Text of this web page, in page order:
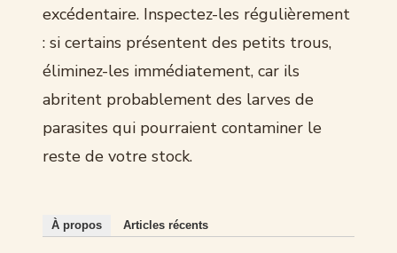
excédentaire. Inspectez-les régulièrement
: si certains présentent des petits trous,
éliminez-les immédiatement, car ils
abritent probablement des larves de
parasites qui pourraient contaminer le
reste de votre stock.
À propos Articles récents